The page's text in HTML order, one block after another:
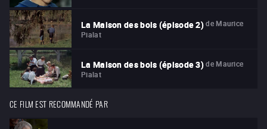
La Maison des bois (épisode 2) de Maurice
Pialat
La Maison des bois (épisode 3) de Maurice
Pialat
CE FILM EST RECOMMANDÉ PAR